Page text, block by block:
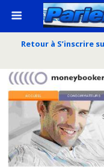
Retour à S’inscrire